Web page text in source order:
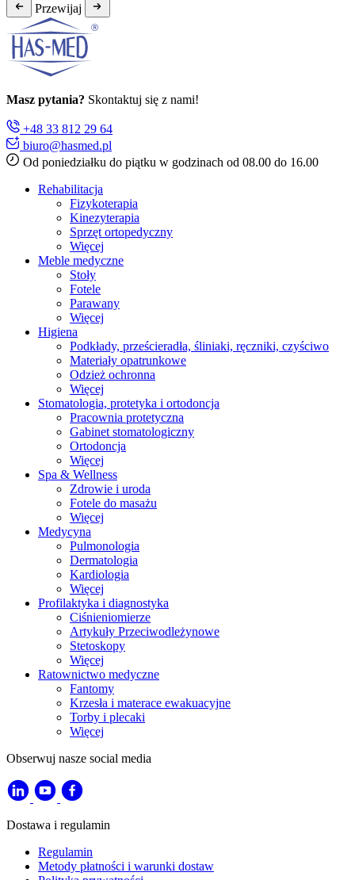
Przewijaj
Masz pytania? Skontaktuj się z nami!
+48 33 812 29 64
biuro@hasmed.pl
Od poniedziałku do piątku w godzinach od 08.00 do 16.00
Rehabilitacja
Fizykoterapia
Kinezyterapia
Sprzęt ortopedyczny
Więcej
Meble medyczne
Stoły
Fotele
Parawany
Więcej
Higiena
Podkłady, prześcieradła, śliniaki, ręczniki, czyściwo
Materiały opatrunkowe
Odzież ochronna
Więcej
Stomatologia, protetyka i ortodoncja
Pracownia protetyczna
Gabinet stomatologiczny
Ortodoncja
Więcej
Spa & Wellness
Zdrowie i uroda
Fotele do masażu
Więcej
Medycyna
Pulmonologia
Dermatologia
Kardiologia
Więcej
Profilaktyka i diagnostyka
Ciśnieniomierze
Artykuły Przeciwodleżynowe
Stetoskopy
Więcej
Ratownictwo medyczne
Fantomy
Krzesła i materace ewakuacyjne
Torby i plecaki
Więcej
Obserwuj nasze social media
Dostawa i regulamin
Regulamin
Metody płatności i warunki dostaw